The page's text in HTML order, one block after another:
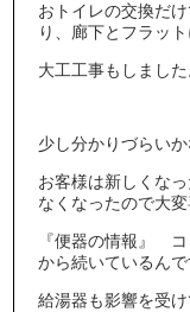
おトイレの交換だ
り、廊下とフラッ
大工工事もしました
少し分かりづらい
お客様は新しくな
なくなったので大
『便器の情報』
から続いているんで
給湯器も影響を受け